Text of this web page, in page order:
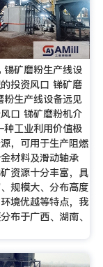
锡矿磨粉生产线设
投资风口 锑矿磨
粉生产线设备远见
口 锑矿磨粉机介
种工业利用价值极
，可用于生产阻燃
材料及滑动轴承
资源十分丰富，具
规模大、分布高度
境优越等特点，我
布于广西、湖南、